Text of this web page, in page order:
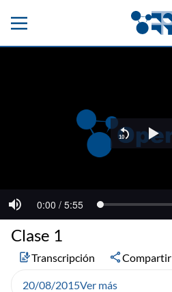
Clase 1
Transcripción Compartir
20/08/2015Ver más